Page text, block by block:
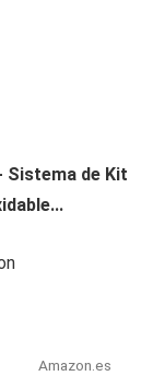
Sistema de Kit
Amazon.es